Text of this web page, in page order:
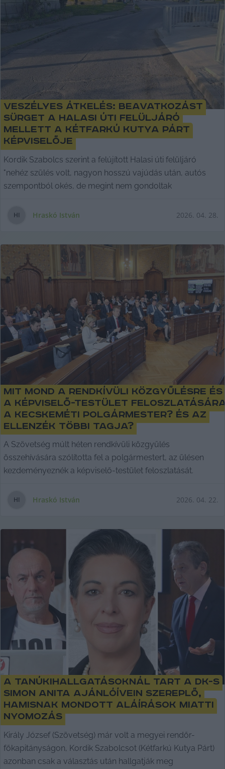
Veszélyes átkelés: beavatkozást
sürget a Halasi úti felüljáró
mellett a Kétfarkú Kutya Párt
képviselője
Kordik Szabolcs szerint a felújított Halasi úti felüljáró
"nehéz szülés volt, nagyon hosszú vajúdás után, autós
szempontból okés, de megint nem gondoltak
HI Hraskó István 2026. 04. 28.
Mit mond a rendkívüli közgyűlésre és
a képviselő-testület
a kecskeméti polgármester? És az
ellenzék többi tagja?
A Szövetség múlt héten rendkívüli közgyűlés
összehívására szólította fel a polgármestert, az ülésen
kezdeményeznék a képviselő-testület feloszlatását.
HI Hraskó István 2026. 04. 22.
A tanúkihallgatásoknál tart a DK-s
Simon Anita ajánlóívein szereplő,
hamisnak mondott aláírások miatti
nyomozás
Király József (Szövetség) már volt a megyei rendőr-
főkapitányságon, Kordik Szabolcsot (Kétfarkú Kutya Párt)
azonban csak a választás után hallgatják meg